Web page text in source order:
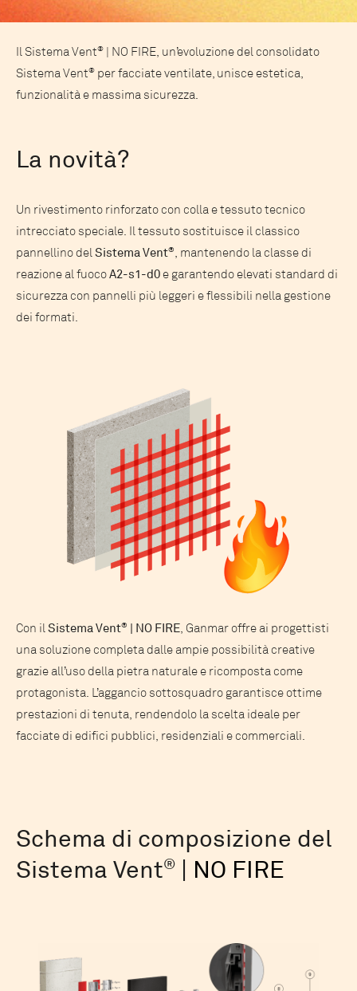
Il Sistema Vent® | NO FIRE, un’evoluzione del consolidato
Sistema Vent® per facciate ventilate, unisce estetica,
funzionalità e massima sicurezza.
La novità?
Un rivestimento rinforzato con colla e tessuto tecnico
intrecciato speciale. Il tessuto sostituisce il classico
pannellino delSistema Vent®, mantenendo la classe di
reazione al fuocoA2-s1-d0e garantendo elevati standard di
sicurezza con pannelli più leggeri e flessibili nella gestione
dei formati.
Con ilSistema Vent® | NO FIRE, Ganmar offre ai progettisti
una soluzione completa dalle ampie possibilità creative
grazie all’uso della pietra naturale e ricomposta come
protagonista. L’aggancio sottosquadro garantisce ottime
prestazioni di tenuta, rendendolo la scelta ideale per
facciate di edifici pubblici, residenziali e commerciali.
Schema di composizione del
Sistema Vent® NO FIRE